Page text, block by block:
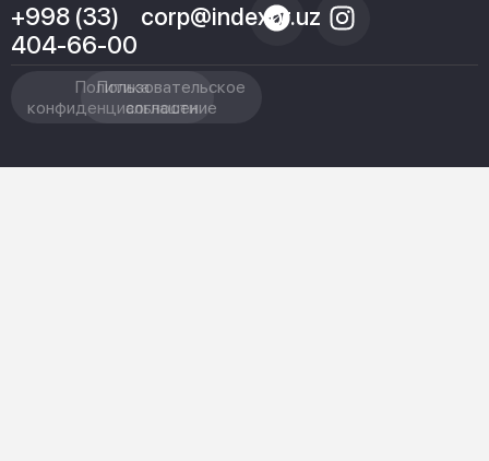
+998 (33)
404-66-00
corp@indexpr.uz
Политика
конфиденциальности
Пользовательское
соглашение